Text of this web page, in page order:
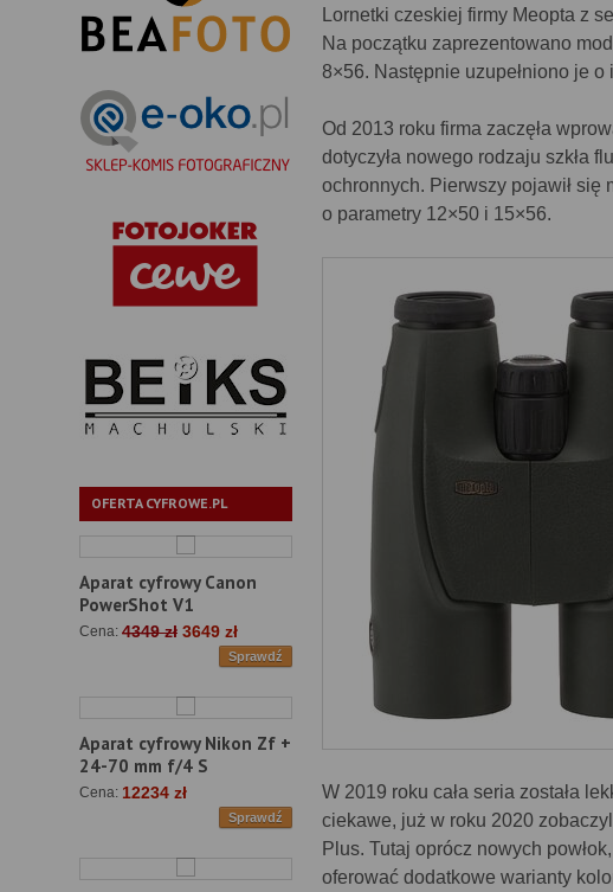
OFERTA CYFROWE.PL
Aparat cyfrowy Canon
PowerShot V1
Cena: 4349 zł 3649 zł
Sprawdź
Aparat cyfrowy Nikon Zf +
24-70 mm f/4 S
Cena: 12234 zł
Sprawdź
Lornetki czeskiej firmy Meopta z
Na początku zaprezentowano
8×56. Następnie uzupełniono je
Od 2013 roku firma zaczęła
dotyczyła nowego rodzaju szkła
ochronnych. Pierwszy pojawił się
o parametry 12×50 i 15×56.
W 2019 roku cała seria została
ciekawe, już w roku 2020
Plus. Tutaj oprócz nowych
oferować dodatkowe warianty